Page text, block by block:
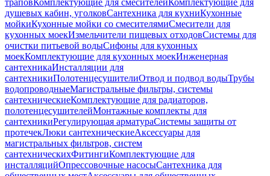
траповКомплектующие для смесителейКомплектующие для
душевых кабин, уголковСантехника для кухниКухонные
мойкиКухонные мойки со смесителямиСмесители для
кухонных моекИзмельчители пищевых отходовСистемы для
очистки питьевой водыСифоны для кухонных
моекКомплектующие для кухонных моекИнженерная
сантехникаИнсталляции для
сантехникиПолотенцесушителиОтвод и подвод водыТрубы
водопроводныеМагистральные фильтры, системы
сантехническиеКомплектующие для радиаторов,
полотенцесушителейМонтажные комплекты для
сантехникиРегулирующая арматураСистемы защиты от
протечекЛюки сантехническиеАксессуары для
магистральных фильтров, систем
сантехническихФитингиКомплектующие для
инсталляцийОпрессовочные насосыСантехника для